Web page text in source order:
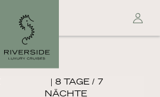
| 8 TAGE / 7
NÄCHTE